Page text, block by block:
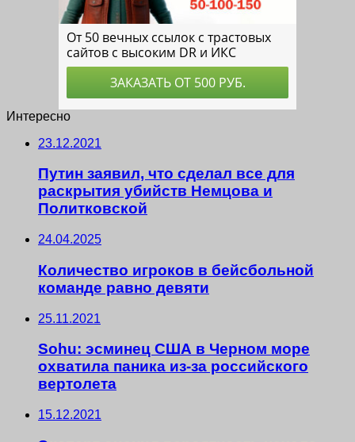
Интересно
23.12.2021
Путин заявил, что сделал все для
раскрытия убийств Немцова и
Политковской
24.04.2025
Количество игроков в бейсбольной
команде равно девяти
25.11.2021
Sohu: эсминец США в Черном море
охватила паника из-за российского
вертолета
15.12.2021